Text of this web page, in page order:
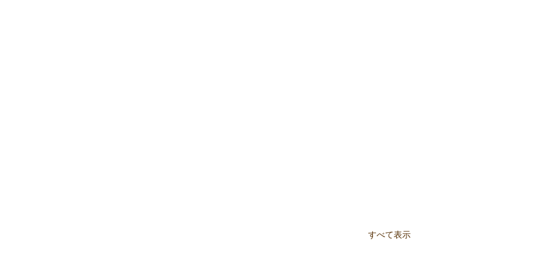
すべて表示